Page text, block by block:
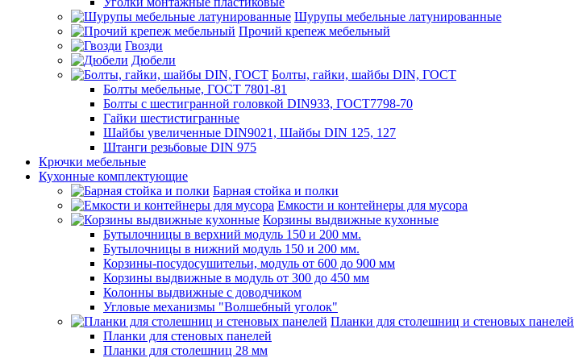
Шурупы мебельные латунированные
Прочий крепеж мебельный
Гвозди
Дюбели
Болты, гайки, шайбы DIN, ГОСТ
Болты мебельные, ГОСТ 7801-81
Болты с шестигранной головкой DIN933, ГОСТ7798-70
Гайки шестистигранные
Шайбы увеличенные DIN9021, Шайбы DIN 125, 127
Штанги резьбовые DIN 975
Крючки мебельные
Кухонные комплектующие
Барная стойка и полки
Емкости и контейнеры для мусора
Корзины выдвижные кухонные
Бутылочницы в верхний модуль 150 и 200 мм.
Бутылочницы в нижний модуль 150 и 200 мм.
Корзины-посудосушительи, модуль от 600 до 900 мм
Корзины выдвижные в модуль от 300 до 450 мм
Колонны выдвижные с доводчиком
Угловые механизмы "Волшебный уголок"
Планки для столешниц и стеновых панелей
Планки для стеновых панелей
Планки для столешниц 28 мм